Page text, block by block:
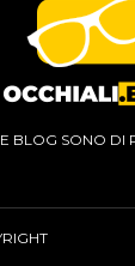
BLOG SONO